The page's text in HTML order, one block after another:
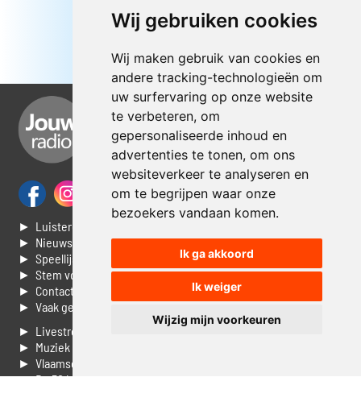
Wij gebruiken cookies
Wij maken gebruik van cookies en
andere tracking-technologieën om
uw surfervaring op onze website
te verbeteren, om
gepersonaliseerde inhoud en
advertenties te tonen, om ons
websiteverkeer te analyseren en
om te begrijpen waar onze
bezoekers vandaan komen.
Ik ga akkoord
Ik weiger
Wijzig mijn voorkeuren
► Luisteren naar Jouwradio
► Nieuws
► Speellijst
► Stem voor de Dag top 3
► Contacteer ons
► Vaak gestelde vragen
► Livestream informatie
► Muziek opzoeken
► Vlaamse 100 Aller tijden
► De 50 beste van...